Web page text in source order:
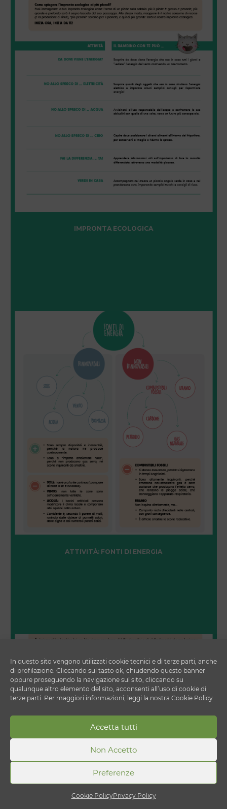
In questo sito vengono utilizzati cookie tecnici e di terze parti, anche
di profilazione. Cliccando sul tasto ok, chiudendo questo banner
oppure proseguendo la navigazione sul sito, cliccando su
qualunque altro elemento del sito, acconsenti all’uso di cookie di
terze parti. Per maggiori informazioni, leggi la nostra Cookie Policy
Accetta tutti
Non Accetto
Preferenze
Cookie PolicyPrivacy Policy
IMPRONTA ECOLOGICA
ATTIVITÀ: FONTI DI ENERGIA